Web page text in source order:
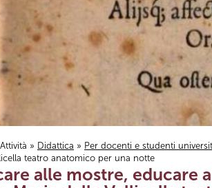
qui
Attività » Didattica » Per docenti e studenti
teatro anatomico per una notte
alle mostre, educare